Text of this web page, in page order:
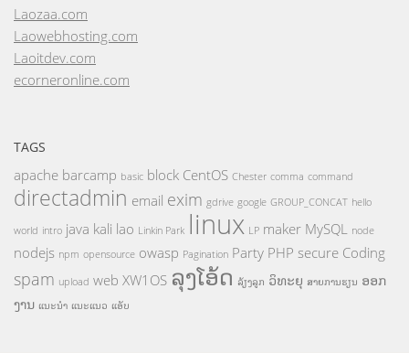
Laozaa.com
Laowebhosting.com
Laoitdev.com
ecorneronline.com
TAGS
apache barcamp basic block CentOS Chester comma command
directadmin email exim gdrive google GROUP_CONCAT hello
world intro java kali lao Linkin Park linux LP maker MySQL node
nodejs npm opensource owasp Pagination Party PHP secure Coding
spam upload web XW1OS ລຸງໂອ້ດ ລ້ຽງລູກ ວິທະຍຸ ສາຍການຮຽນ ອອກ
ງານ ແນະນຳ ແນະແນວ ແອັບ